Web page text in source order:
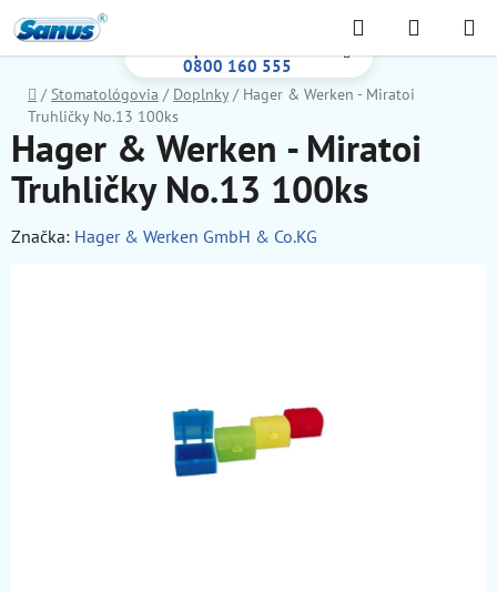
na
obsah
0800 160 555
Hľadať
KOŠÍK
Domov
/ Stomatológovia / Doplnky / Hager & Werken - Miratoi
Truhličky No.13 100ks
Hager & Werken - Miratoi
Truhličky No.13 100ks
Značka: Hager & Werken GmbH & Co.KG